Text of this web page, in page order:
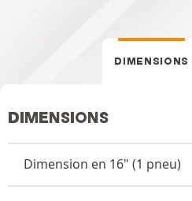
DIMENSIONS
DIMENSIONS
Dimension en 16" (1 pneu)